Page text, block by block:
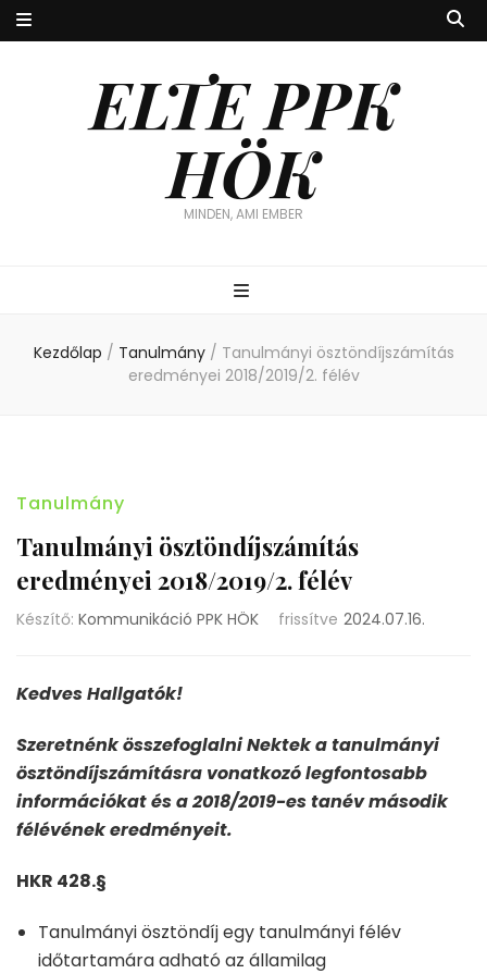
ELTE PPK
HÖK
MINDEN, AMI EMBER
Kezdőlap / Tanulmány / Tanulmányi ösztöndíjszámítás
eredményei 2018/2019/2. félév
Tanulmány
Tanulmányi ösztöndíjszámítás
eredményei 2018/2019/2. félév
Készítő: Kommunikáció PPK HÖK frissítve 2024.07.16.
Kedves Hallgatók!
Szeretnénk összefoglalni Nektek a tanulmányi
ösztöndíjszámításra vonatkozó legfontosabb
információkat és a 2018/2019-es tanév második
félévének eredményeit.
HKR 428.§
Tanulmányi ösztöndíj egy tanulmányi félév
időtartamára adható az államilag